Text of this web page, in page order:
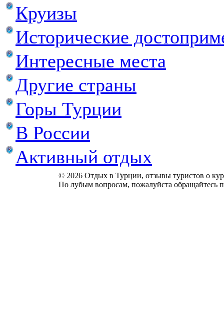
Круизы
Исторические
Интересные места
Другие страны
Горы Турции
В России
Активный отдых
© 2026 Отдых в Турции, отзывы туристов о
По лубым вопросам, пожалуйста обращайтесь